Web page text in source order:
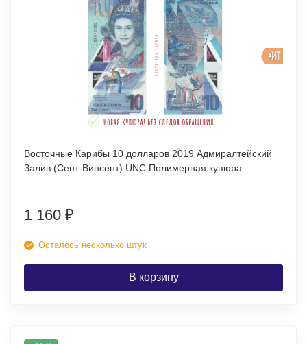
ХИТ
Восточные Карибы 10 долларов 2019 Адмиралтейский
Залив (Сент-Винсент) UNC Полимерная купюра
1 160 ₽
Осталось несколько штук
В корзину